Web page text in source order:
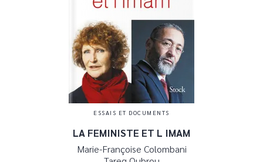
ESSAIS ET DOCUMENTS
LA FEMINISTE ET L IMAM
Marie-Françoise Colombani